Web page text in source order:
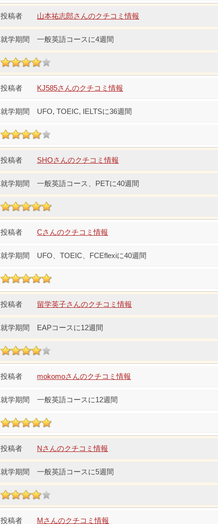
山本祐志郎さんのクチコミ情報
一般英語コースに4週間
KJ585さんのクチコミ情報
UFO, TOEIC, IELTSに36週間
SHOさんのクチコミ情報
一般英語コース、PETに40週間
Cさんのクチコミ情報
UFO、TOEIC、FCEflexiに40週間
留学英子さんのクチコミ情報
EAPコースに12週間
mokomoさんのクチコミ情報
一般英語コースに12週間
Nさんのクチコミ情報
一般英語コースに5週間
Mさんのクチコミ情報